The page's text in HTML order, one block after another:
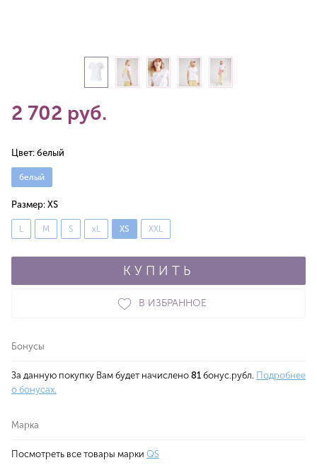
2 702 руб.
Цвет: белый
белый
Размер: XS
L M S xL XS XXL
КУПИТЬ
В ИЗБРАННОЕ
Бонусы
За данную покупку Вам будет начислено 81 бонус.рубл. Подробнее
о бонусах.
Марка
Посмотреть все товары марки QS